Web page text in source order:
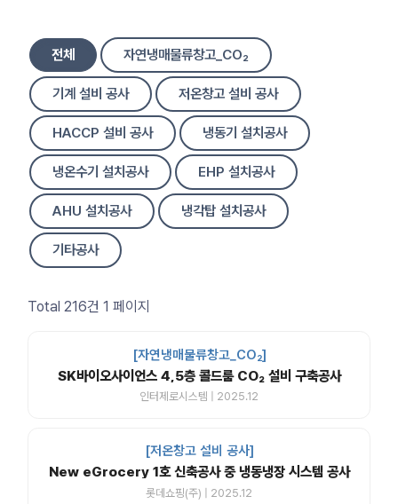
전체 자연냉매물류창고_CO₂
기계 설비 공사 저온창고 설비 공사
HACCP 설비 공사 냉동기 설치공사
냉온수기 설치공사 EHP 설치공사
AHU 설치공사 냉각탑 설치공사
기타공사
Total 216건 1 페이지
[자연냉매물류창고_CO₂]
SK바이오사이언스 4,5층 콜드룸 CO₂ 설비 구축공사
인터제로시스템 | 2025.12
[저온창고 설비 공사]
New eGrocery 1호 신축공사 중 냉동냉장 시스템 공사
롯데쇼핑(주) | 2025.12